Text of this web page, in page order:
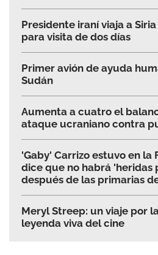
Presidente iraní viaja a
para visita de dos días
Primer avión de ayuda
Sudán
Aumenta a cuatro el
ataque ucraniano contra
'Gaby' Carrizo estuvo en la
dice que no habrá 'heridas
después de las primarias
Meryl Streep: un viaje por
leyenda viva del cine